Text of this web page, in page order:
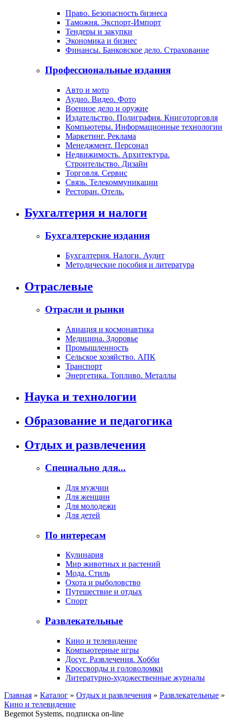
Право. Безопасность бизнеса
Таможня. Экспорт-Импорт
Тендеры и закупки
Экономика и бизнес
Финансы. Банковское дело. Страхование
Профессиональные издания
Авто и мото
Аудио. Видео. Фото
Военное дело и оружие
Издательство. Полиграфия. Книготорговля
Компьютеры. Информационные технологии
Маркетинг. Реклама
Менеджмент. Персонал
Недвижимость. Архитектура.
Строительство. Дизайн
Торговля. Сервис
Связь. Телекоммуникации
Ресторан. Отель.
Бухгалтерия и налоги
Бухгалтерские издания
Бухгалтерия. Налоги. Аудит
Методические пособия и литература
Отраслевые
Отрасли и рынки
Авиация и космонавтика
Медицина. Здоровье
Промышленность
Сельское хозяйство. АПК
Транспорт
Энергетика. Топливо. Металлы
Наука и технологии
Образование и педагогика
Отдых и развлечения
Специально для...
Для мужчин
Для женщин
Для молодежи
Для детей
По интересам
Кулинария
Мир животных и растений
Мода. Стиль
Охота и рыболовство
Путешествие и отдых
Спорт
Развлекательные
Кино и телевидение
Компьютерные игры
Досуг. Развлечения. Хобби
Кроссворды и головоломки
Литературно-художественные журналы
Главная » Каталог » Отдых и развлечения » Развлекательные »
Кино и телевидение
Begemot Systems, подписка on-line